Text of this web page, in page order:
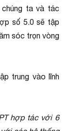
chúng ta và tác
số 5.0 sẽ tập
sóc trọn vòng
trung vào lĩnh
hợp tác với 6